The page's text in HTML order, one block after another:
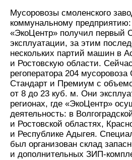
Мусоровозы смоленского
коммунальному предприятию:
«ЭкоЦентр» получил первый
эксплуатации, за этим
нескольких партий машин в
и Ростовскую области.
регоператора 204
Стандарт и Премиум с
от 8 до 23 куб. м. Они
регионах, где «ЭкоЦентр»
деятельность: в
и Ростовской областях,
и Республике Адыгея.
был организован склад
и дополнительных ЗИП-